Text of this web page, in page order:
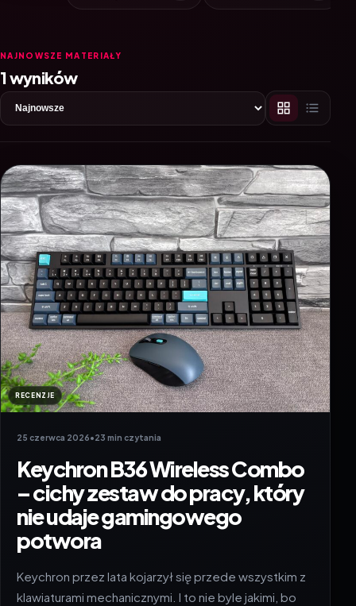
NAJNOWSZE MATERIAŁY
1 wyników
RECENZJE
25 czerwca 2026•23 min czytania
Keychron B36 Wireless Combo
– cichy zestaw do pracy, który
nie udaje gamingowego
potwora
Keychron przez lata kojarzył się przede wszystkim z
klawiaturami mechanicznymi. I to nie byle jakimi, bo